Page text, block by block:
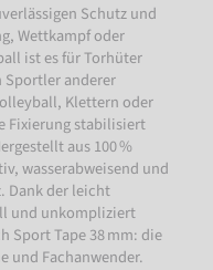
Schutz und
Wettkampf oder
ist es für Torhüter
anderer
Klettern oder
Fixierung stabilisiert
aus 100 %
wasserabweisend und
Dank der leicht
und unkompliziert
Sport Tape 38 mm: die
und Fachanwender.